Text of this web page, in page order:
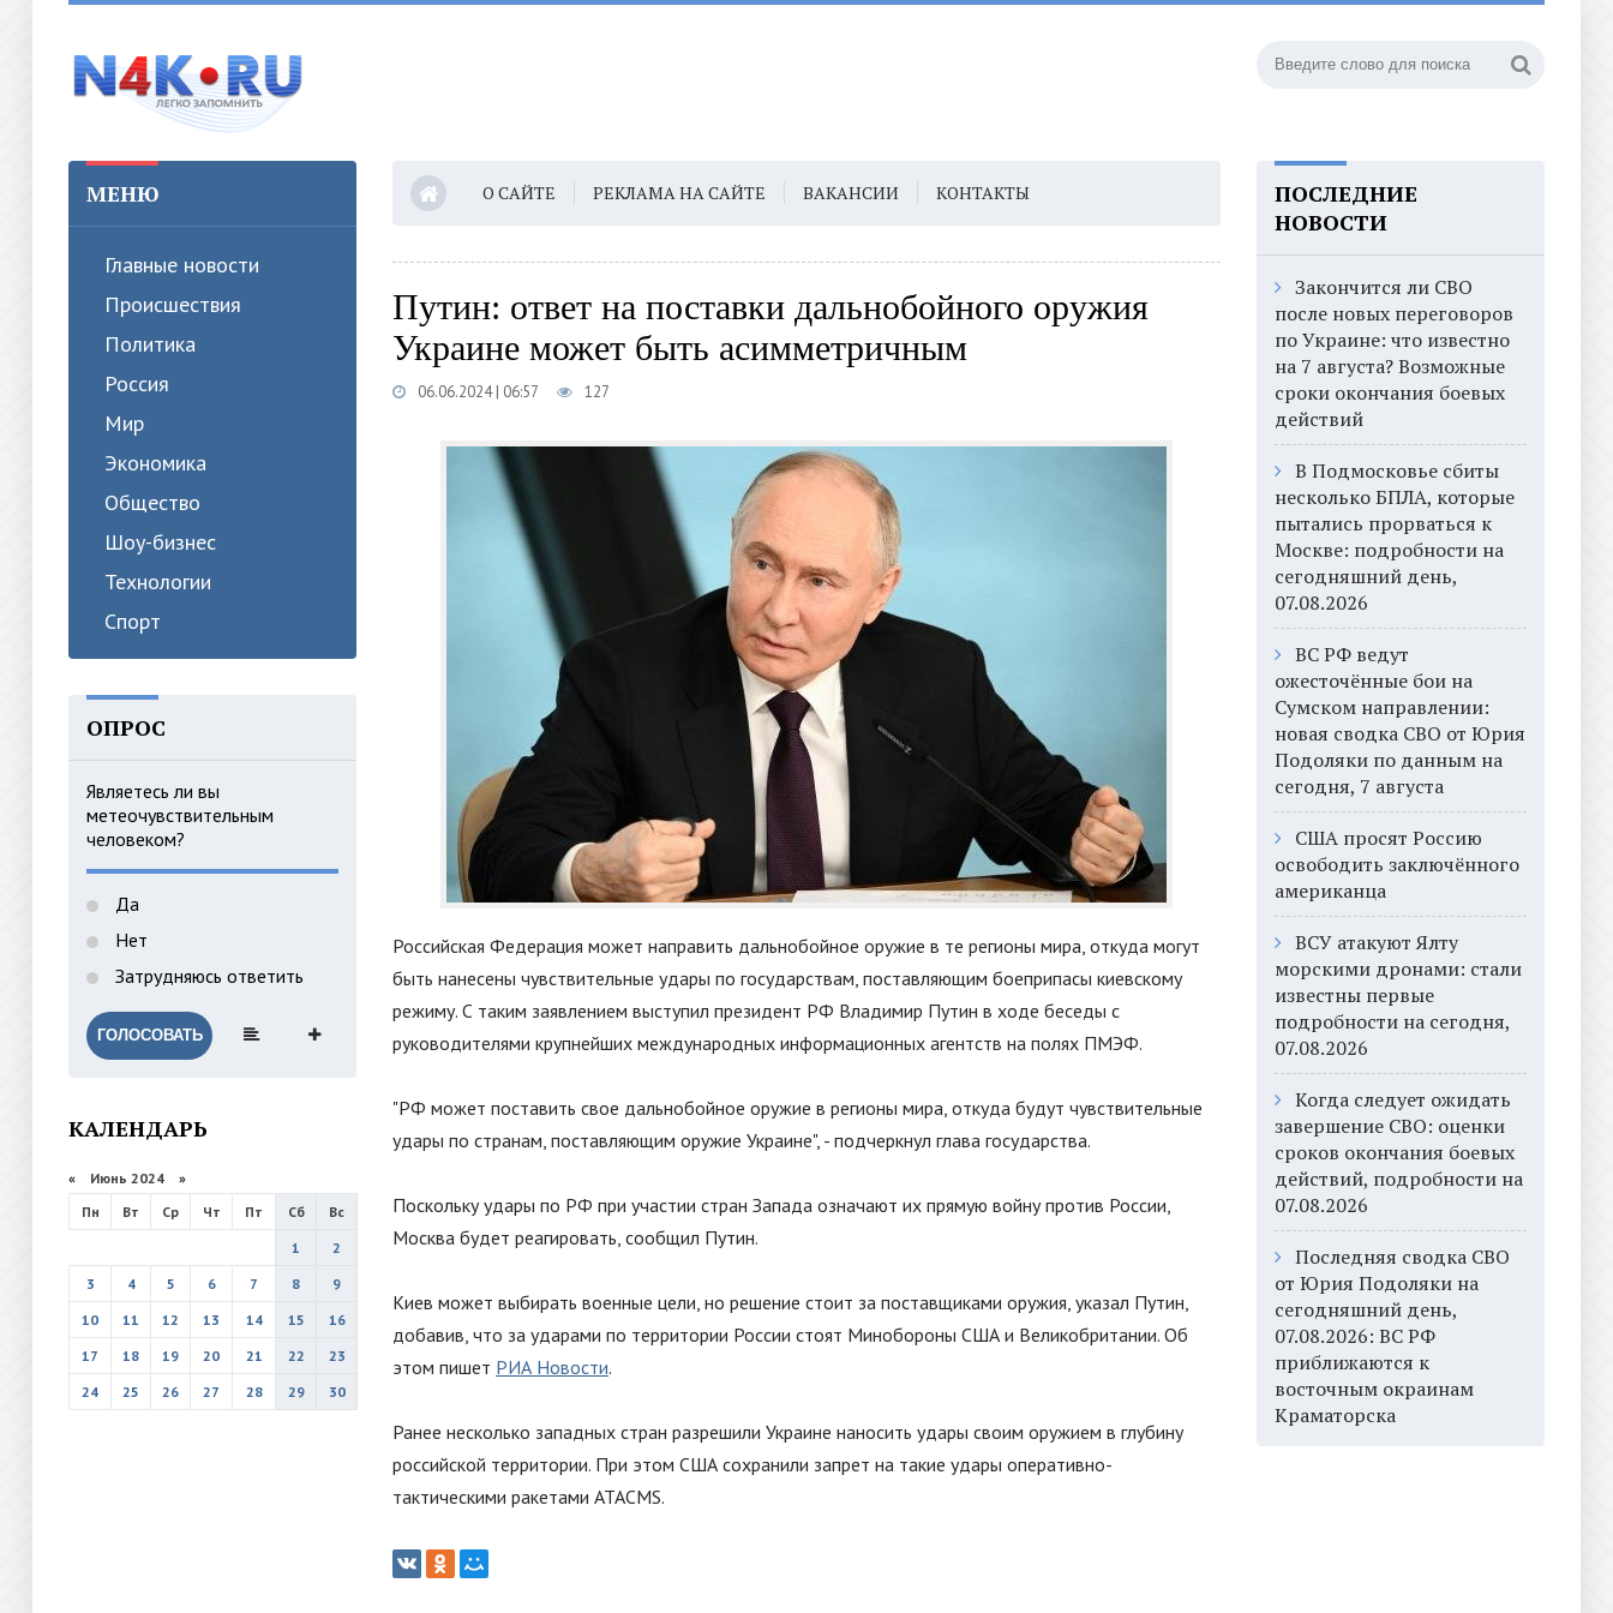
МЕНЮ
Главные новости
Происшествия
Политика
Россия
Мир
Экономика
Общество
Шоу-бизнес
Технологии
Спорт
ОПРОС
Являетесь ли вы
метеочувствительным
человеком?
Да
Нет
Затрудняюсь ответить
ГОЛОСОВАТЬ
КАЛЕНДАРЬ
« Июнь 2024 »
Пн
Вт Ср Чт Пт Сб
Вс
1
2
3
4 5 6 7 8
9
10
11 12 13 14 15
16
17
18 19 20 21 22
23
24
25 26 27 28 29 30
О САЙТЕ РЕКЛАМА НА САЙТЕ ВАКАНСИИ КОНТАКТЫ
Путин: ответ на поставки дальнобойного оружия
Украине может быть асимметричным
06.06.2024 | 06:57 127
Российская Федерация может направить дальнобойное оружие в те регионы мира, откуда могут
быть нанесены чувствительные удары по государствам, поставляющим боеприпасы киевскому
режиму. С таким заявлением выступил президент РФ Владимир Путин в ходе беседы с
руководителями крупнейших международных информационных агентств на полях ПМЭФ.
"РФ может поставить свое дальнобойное оружие в регионы мира, откуда будут чувствительные
удары по странам, поставляющим оружие Украине", - подчеркнул глава государства.
Поскольку удары по РФ при участии стран Запада означают их прямую войну против России,
Москва будет реагировать, сообщил Путин.
Киев может выбирать военные цели, но решение стоит за поставщиками оружия, указал Путин,
добавив, что за ударами по территории России стоят Минобороны США и Великобритании. Об
этом пишет РИА Новости.
Ранее несколько западных стран разрешили Украине наносить удары своим оружием в глубину
российской территории. При этом США сохранили запрет на такие удары оперативно-
тактическими ракетами ATACMS.
ПОСЛЕДНИЕ
НОВОСТИ
Закончится ли СВО
после новых переговоров
по Украине: что известно
на 7 августа? Возможные
сроки окончания боевых
действий
В Подмосковье сбиты
несколько БПЛА, которые
пытались прорваться к
Москве: подробности на
сегодняшний день,
07.08.2026
ВС РФ ведут
ожесточённые бои на
Сумском направлении:
новая сводка СВО от Юрия
Подоляки по данным на
сегодня, 7 августа
США просят Россию
освободить заключённого
американца
ВСУ атакуют Ялту
морскими дронами: стали
известны первые
подробности на сегодня,
07.08.2026
Когда следует ожидать
завершение СВО: оценки
сроков окончания боевых
действий, подробности на
07.08.2026
Последняя сводка СВО
от Юрия Подоляки на
сегодняшний день,
07.08.2026: ВС РФ
приближаются к
восточным окраинам
Краматорска